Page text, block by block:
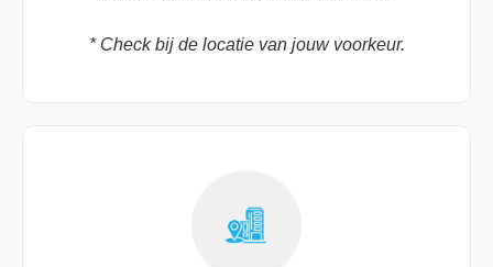
* Check bij de locatie van jouw voorkeur.